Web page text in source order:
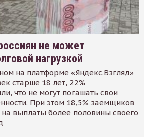
не может
нагрузкой
на платформе «Яндекс.Взгляд»
старше 18 лет, 22%
что не могут погашать свои
При этом 18,5% заемщиков
выплаты более половины своего